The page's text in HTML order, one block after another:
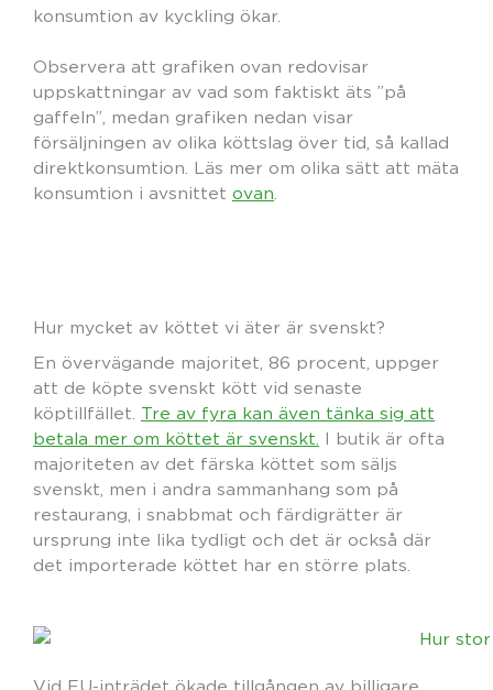
konsumtion av kyckling ökar.
Observera att grafiken ovan redovisar
uppskattningar av vad som faktiskt äts ”på
gaffeln”, medan grafiken nedan visar
försäljningen av olika köttslag över tid, så kallad
direktkonsumtion. Läs mer om olika sätt att mäta
konsumtion i avsnittet ovan
Hur mycket av köttet vi äter är svenskt?
En övervägande majoritet, 86 procent, uppger
att de köpte svenskt kött vid senaste
köptillfället. Tre av fyra kan även tänka sig att
betala mer om köttet är svenskt. I butik är ofta
majoriteten av det färska köttet som säljs
svenskt, men i andra sammanhang som på
restaurang, i snabbmat och färdigrätter är
ursprung inte lika tydligt och det är också där
det importerade köttet har en större plats.